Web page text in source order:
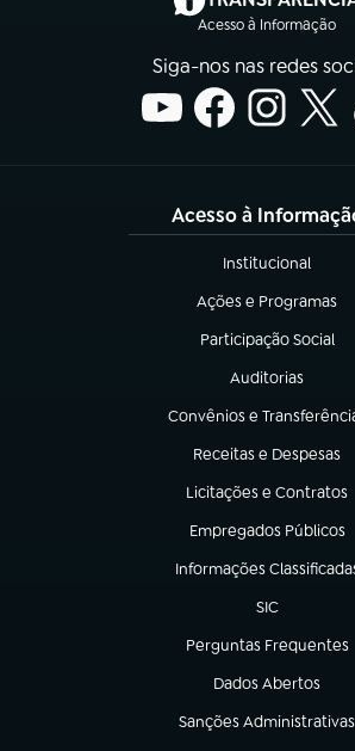
Acesso à Informação
Siga-nos nas redes
Acesso à
Institucional
(abre em nova aba)
Ações e Programas
(abre em nova aba)
Participação Social
(abre em nova aba)
Auditorias
(abre em nova
Convênios e
(abre em nova aba)
Receitas e Despesas
(abre em nova aba)
Licitações e Contratos
(abre em nova aba)
Empregados Públicos
(abre em nova aba)
Informações
(abre em nova aba)
SIC
(abre em nova
Perguntas Frequentes
(abre em nova aba)
Dados Abertos
(abre em nova aba)
Sanções Administrativas
(abre em nova aba)